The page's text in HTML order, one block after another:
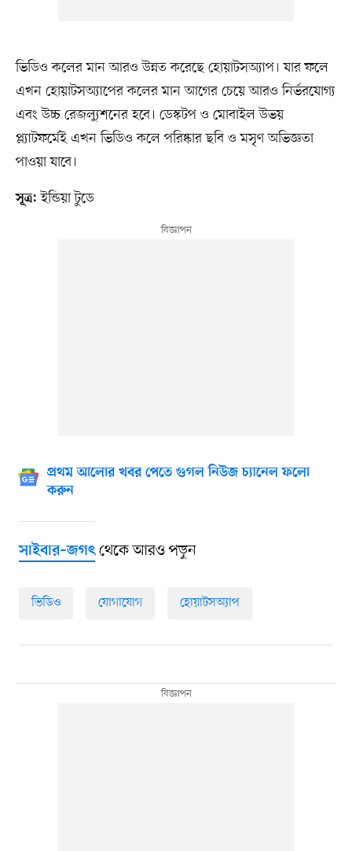
ভিডিও কলের মান আরও উন্নত করেছে হোয়াটসঅ্যাপ। যার ফলে
এখন হোয়াটসঅ্যাপের কলের মান আগের চেয়ে আরও নির্ভরযোগ্য
এবং উচ্চ রেজল্যুশনের হবে। ডেস্কটপ ও মোবাইল উভয়
প্ল্যাটফর্মেই এখন ভিডিও কলে পরিষ্কার ছবি ও মসৃণ অভিজ্ঞতা
পাওয়া যাবে।
সূত্র: ইন্ডিয়া টুডে
প্রথম আলোর খবর পেতে গুগল নিউজ চ্যানেল ফলো
করুন
সাইবার–জগৎথেকে আরও পড়ুন
ভিডিও যোগাযোগ হোয়াটসঅ্যাপ